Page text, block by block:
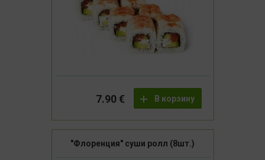
В корзину
7.90 €
"Флоренция" суши ролл (8шт.)